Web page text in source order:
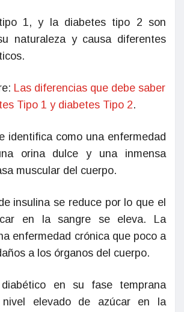
1, y la diabetes tipo 2 son
naturaleza y causa diferentes
Las diferencias que debe saber
Tipo 1 y diabetes Tipo 2.
identifica como una enfermedad
orina dulce y una inmensa
muscular del cuerpo.
insulina se reduce por lo que el
en la sangre se eleva. La
enfermedad crónica que poco a
a los órganos del cuerpo.
en su fase temprana
nivel elevado de azúcar en la